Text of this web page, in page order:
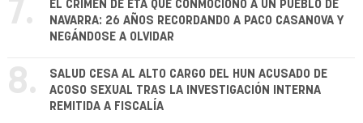
7.
EL CRIMEN DE ETA QUE CONMOCIONÓ A UN PUEBLO DE
NAVARRA: 26 AÑOS RECORDANDO A PACO CASANOVA Y
NEGÁNDOSE A OLVIDAR
8.
SALUD CESA AL ALTO CARGO DEL HUN ACUSADO DE
ACOSO SEXUAL TRAS LA INVESTIGACIÓN INTERNA
REMITIDA A FISCALÍA